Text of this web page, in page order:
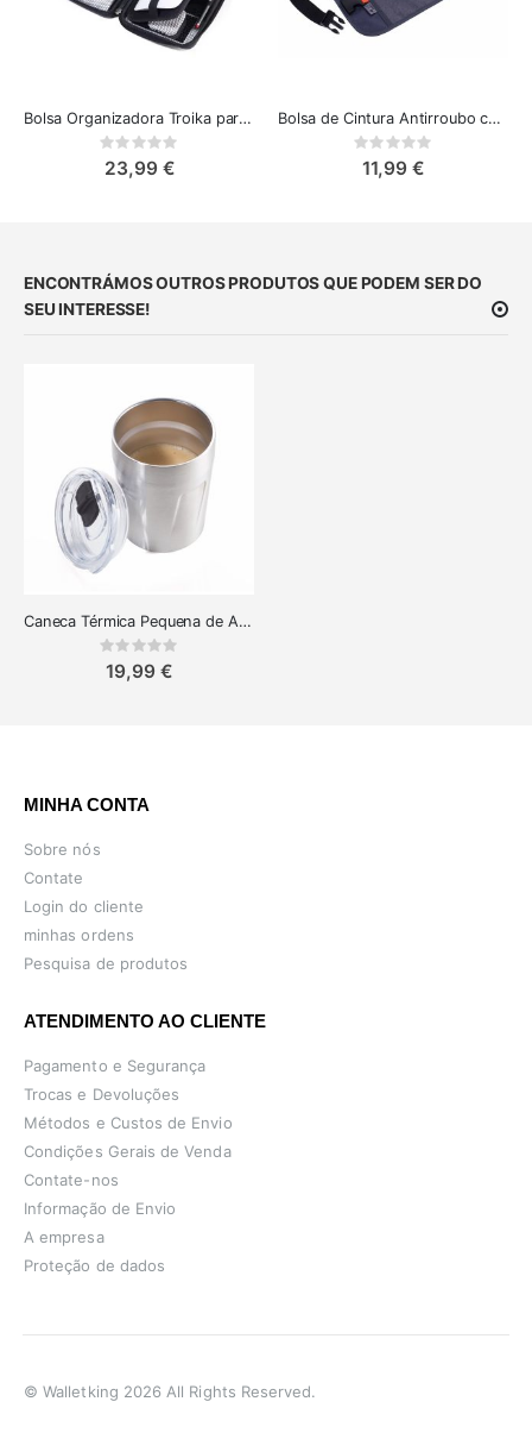
Bolsa Organizadora Troika para Maquiagem, Eletrônicos e Acessórios
Rating:
23,99 €
Bolsa de Cintura Antirroubo com RFID - A Companheira Ideal para Suas Viagens Cinza
Rating:
11,99 €
ENCONTRÁMOS OUTROS PRODUTOS QUE PODEM SER DO
SEU INTERESSE!
Caneca Térmica Pequena de Aço Inoxidável Troika Espresso Doppio
Rating:
19,99 €
MINHA CONTA
Sobre nós
Contate
Login do cliente
minhas ordens
Pesquisa de produtos
ATENDIMENTO AO CLIENTE
Pagamento e Segurança
Trocas e Devoluções
Métodos e Custos de Envio
Condições Gerais de Venda
Contate-nos
Informação de Envio
A empresa
Proteção de dados
© Walletking 2026 All Rights Reserved.